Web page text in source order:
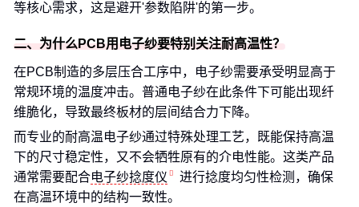
等核心需求，这是避开'参数陷阱'的第一步。
二、为什么PCB用电子纱要特别关注耐高温性？
在PCB制造的多层压合工序中，电子纱需要承受明显高于
常规环境的温度冲击。普通电子纱在此条件下可能出现纤
维脆化，导致最终板材的层间结合力下降。
而专业的耐高温电子纱通过特殊处理工艺，既能保持高温
下的尺寸稳定性，又不会牺牲原有的介电性能。这类产品
通常需要配合电子纱捻度仪
进行捻度均匀性检测，确保
在高温环境中的结构一致性。